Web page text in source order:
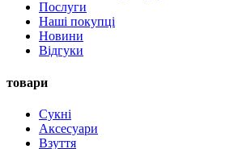
Послуги
Наші покупці
Новини
Відгуки
товари
Сукні
Аксесуари
Взуття